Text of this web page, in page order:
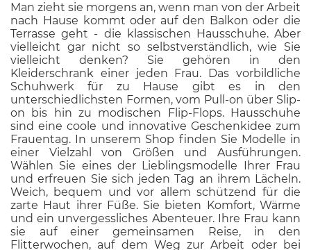
Man zieht sie morgens an, wenn man von der Arbeit
nach Hause kommt oder auf den Balkon oder die
Terrasse geht - die klassischen Hausschuhe. Aber
vielleicht gar nicht so selbstverständlich, wie Sie
vielleicht denken? Sie gehören in den
Kleiderschrank einer jeden Frau. Das vorbildliche
Schuhwerk für zu Hause gibt es in den
unterschiedlichsten Formen, vom Pull-on über Slip-
on bis hin zu modischen Flip-Flops. Hausschuhe
sind eine coole und innovative Geschenkidee zum
Frauentag. In unserem Shop finden Sie Modelle in
einer Vielzahl von Größen und Ausführungen.
Wählen Sie eines der Lieblingsmodelle Ihrer Frau
und erfreuen Sie sich jeden Tag an ihrem Lächeln.
Weich, bequem und vor allem schützend für die
zarte Haut ihrer Füße. Sie bieten Komfort, Wärme
und ein unvergessliches Abenteuer. Ihre Frau kann
sie auf einer gemeinsamen Reise, in den
Flitterwochen, auf dem Weg zur Arbeit oder bei